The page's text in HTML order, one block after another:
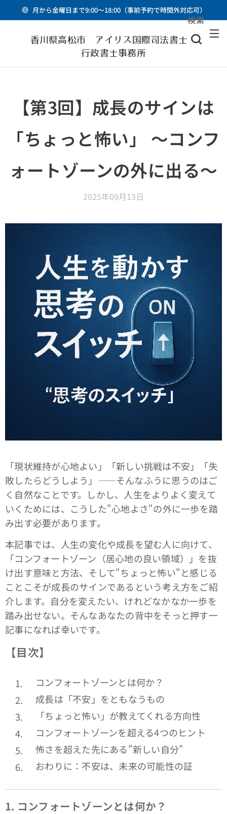
月から金曜日まで9:00～18:00（事前予約で時間外対応可）
香川県高松市 アイリス国際司法書士・
行政書士事務所
検索
【第3回】成長のサインは
「ちょっと怖い」 〜コンフ
ォートゾーンの外に出る〜
2025年09月13日
「現状維持が心地よい」「新しい挑戦は不安」「失
敗したらどうしよう」――そんなふうに思うのはご
く自然なことです。しかし、人生をよりよく変えて
いくためには、こうした"心地よさ"の外に一歩を踏
み出す必要があります。
本記事では、人生の変化や成長を望む人に向けて、
「コンフォートゾーン（居心地の良い領域）」を抜
け出す意味と方法、そして"ちょっと怖い"と感じる
ことこそが成長のサインであるという考え方をご紹
介します。自分を変えたい、けれどなかなか一歩を
踏み出せない。そんなあなたの背中をそっと押す一
記事になれば幸いです。
【目次】
コンフォートゾーンとは何か？
成長は「不安」をともなうもの
「ちょっと怖い」が教えてくれる方向性
コンフォートゾーンを超える4つのヒント
怖さを超えた先にある"新しい自分"
おわりに：不安は、未来の可能性の証
1. コンフォートゾーンとは何か？